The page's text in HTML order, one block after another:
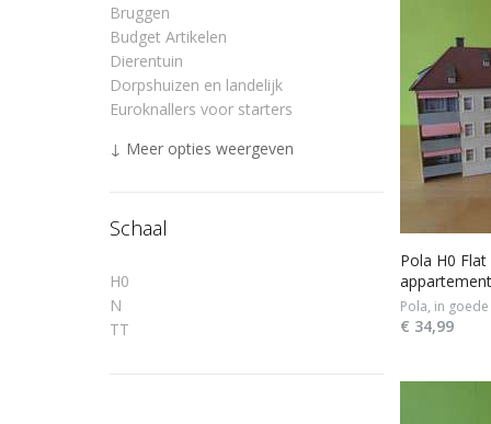
Bruggen
Budget Artikelen
Dierentuin
Dorpshuizen en landelijk
Euroknallers voor starters
↓ Meer opties weergeven
Schaal
H0
N
TT
Pola H0
Pola, in
€ 34,99